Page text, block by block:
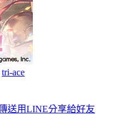
tri-ace
用LINE分享給好友